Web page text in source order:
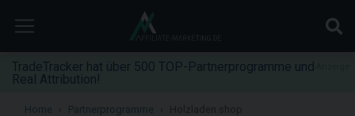
TradeTracker hat über 500 TOP-Partnerprogramme und
Real Attribution!
Home Partnerprogramme